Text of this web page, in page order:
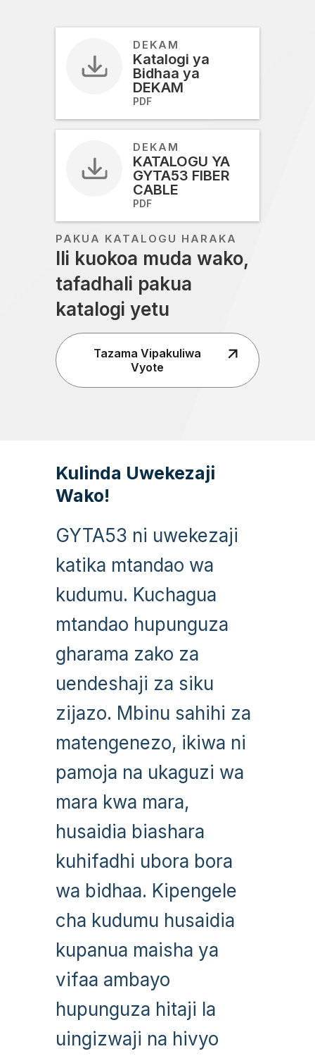
DEKAM
Katalogi ya
Bidhaa ya
DEKAM
PDF
DEKAM
KATALOGU YA
GYTA53 FIBER
CABLE
PDF
PAKUA KATALOGU HARAKA
Ili kuokoa muda wako,
tafadhali pakua
katalogi yetu
Tazama Vipakuliwa
Vyote
Kulinda Uwekezaji
Wako!
GYTA53 ni uwekezaji
katika mtandao wa
kudumu. Kuchagua
mtandao hupunguza
gharama zako za
uendeshaji za siku
zijazo. Mbinu sahihi za
matengenezo, ikiwa ni
pamoja na ukaguzi wa
mara kwa mara,
husaidia biashara
kuhifadhi ubora bora
wa bidhaa. Kipengele
cha kudumu husaidia
kupanua maisha ya
vifaa ambayo
hupunguza hitaji la
uingizwaji na hivyo